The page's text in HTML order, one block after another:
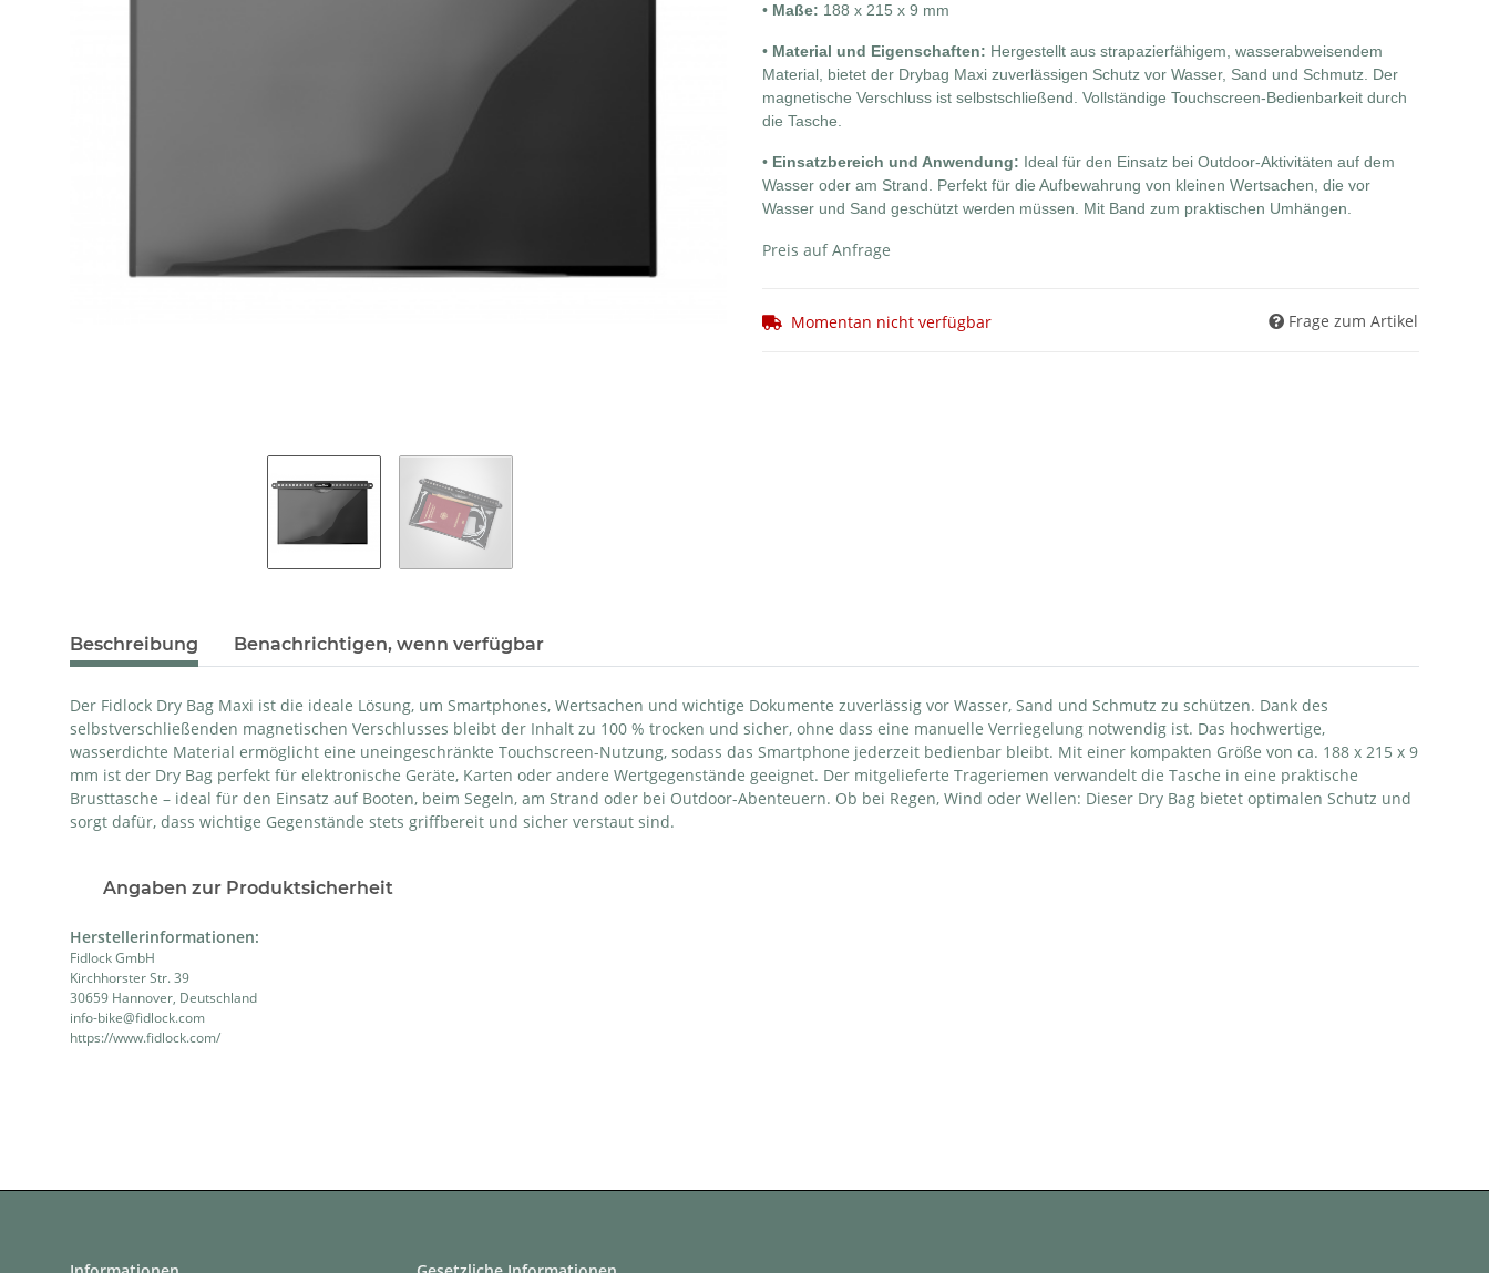
• Maße: 188 x 215 x 9 mm
• Material und Eigenschaften: Hergestellt aus strapazierfähigem, wasserabweisendem
Material, bietet der Drybag Maxi zuverlässigen Schutz vor Wasser, Sand und Schmutz. Der
magnetische Verschluss ist selbstschließend. Vollständige Touchscreen-Bedienbarkeit durch
die Tasche.
• Einsatzbereich und Anwendung: Ideal für den Einsatz bei Outdoor-Aktivitäten auf dem
Wasser oder am Strand. Perfekt für die Aufbewahrung von kleinen Wertsachen, die vor
Wasser und Sand geschützt werden müssen. Mit Band zum praktischen Umhängen.
Preis auf Anfrage
Momentan nicht verfügbar Frage zum Artikel
Beschreibung Benachrichtigen, wenn verfügbar
Der Fidlock Dry Bag Maxi ist die ideale Lösung, um Smartphones, Wertsachen und wichtige Dokumente zuverlässig vor Wasser, Sand und Schmutz zu schützen. Dank des
selbstverschließenden magnetischen Verschlusses bleibt der Inhalt zu 100 % trocken und sicher, ohne dass eine manuelle Verriegelung notwendig ist. Das hochwertige,
wasserdichte Material ermöglicht eine uneingeschränkte Touchscreen-Nutzung, sodass das Smartphone jederzeit bedienbar bleibt. Mit einer kompakten Größe von ca. 188 x 215 x 9
mm ist der Dry Bag perfekt für elektronische Geräte, Karten oder andere Wertgegenstände geeignet. Der mitgelieferte Trageriemen verwandelt die Tasche in eine praktische
Brusttasche – ideal für den Einsatz auf Booten, beim Segeln, am Strand oder bei Outdoor-Abenteuern. Ob bei Regen, Wind oder Wellen: Dieser Dry Bag bietet optimalen Schutz und
sorgt dafür, dass wichtige Gegenstände stets griffbereit und sicher verstaut sind.
Angaben zur Produktsicherheit
Herstellerinformationen:
Fidlock GmbH
Kirchhorster Str. 39
30659 Hannover, Deutschland
info-bike@fidlock.com
https://www.fidlock.com/